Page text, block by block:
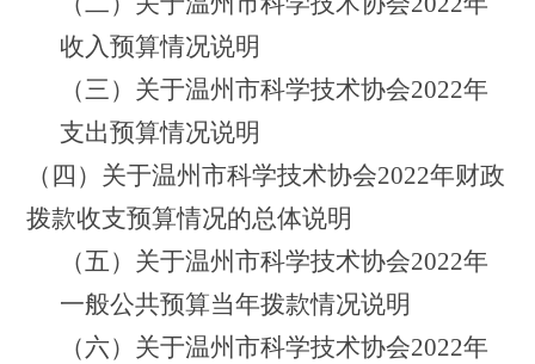
收入预算情况说明
（三）关于温州市科学技术协会2022年
支出预算情况说明
（四）关于温州市科学技术协会2022年财政
拨款收支预算情况的总体说明
（五）关于温州市科学技术协会2022年
一般公共预算当年拨款情况说明
（六）关于温州市科学技术协会2022年